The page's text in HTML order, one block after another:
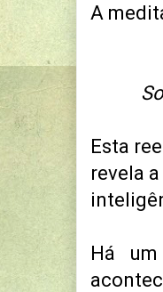
A
Esta
revela
Há